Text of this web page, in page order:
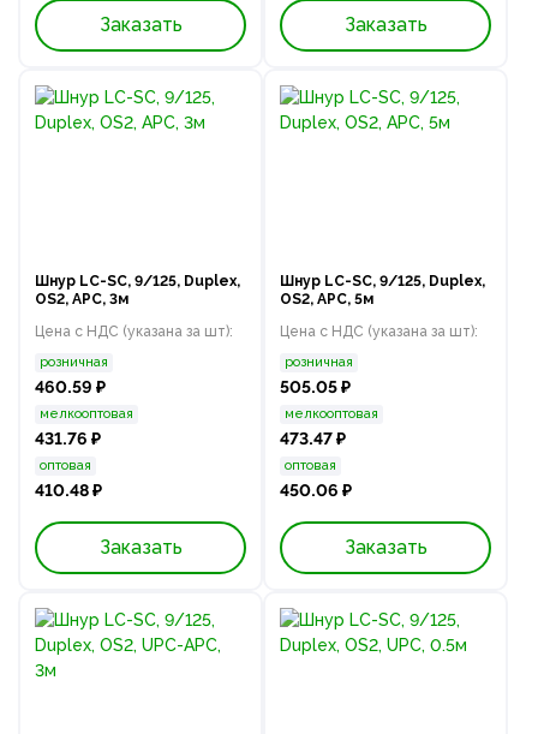
Заказать Заказать
Шнур LC-SC, 9/125, Duplex,
OS2, APC, 3м
Цена с НДС (указана за шт):
розничная
460.59 ₽
мелкооптовая
431.76 ₽
оптовая
410.48 ₽
Заказать
Шнур LC-SC, 9/125, Duplex,
OS2, APC, 5м
Цена с НДС (указана за шт):
розничная
505.05 ₽
мелкооптовая
473.47 ₽
оптовая
450.06 ₽
Заказать